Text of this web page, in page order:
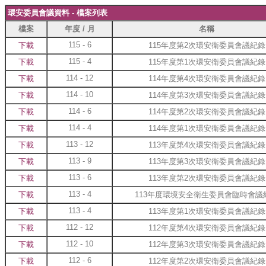
環安委員會議資料 - 檔案列表
檔案
年度 / 月
名稱
下載
115 - 6
115年度第2次環安衛委員會議紀錄
下載
115 - 4
115年度第1次環安衛委員會議紀錄
下載
114 - 12
114年度第4次環安衛委員會議紀錄
下載
114 - 10
114年度第3次環安衛委員會議紀錄
下載
114 - 6
114年度第2次環安衛委員會議紀錄
下載
114 - 4
114年度第1次環安衛委員會議紀錄
下載
113 - 12
113年度第4次環安衛委員會議紀錄
下載
113 - 9
113年度第3次環安衛委員會議紀錄
下載
113 - 6
113年度第2次環安衛委員會議紀錄
下載
113 - 4
113年度環境安全衛生委員會臨時會議
下載
113 - 4
113年度第1次環安衛委員會議紀錄
下載
112 - 12
112年度第4次環安衛委員會議紀錄
下載
112 - 10
112年度第3次環安衛委員會議紀錄
下載
112 - 6
112年度第2次環安衛委員會議紀錄